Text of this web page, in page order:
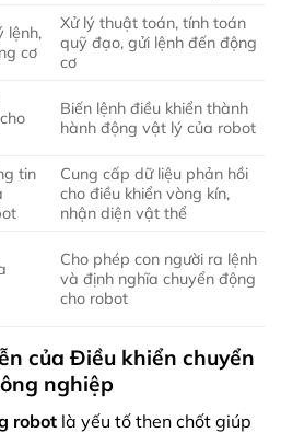
lệnh,
cơ
Xử lý thuật toán, tính toán
quỹ đạo, gửi lệnh đến động
cơ
Biến lệnh điều khiển thành
hành động vật lý của robot
tin
Cung cấp dữ liệu phản hồi
cho điều khiển vòng kín,
nhận diện vật thể
Cho phép con người ra lệnh
và định nghĩa chuyển động
cho robot
của Điều khiển chuyển
nghiệp
robot là yếu tố then chốt giúp